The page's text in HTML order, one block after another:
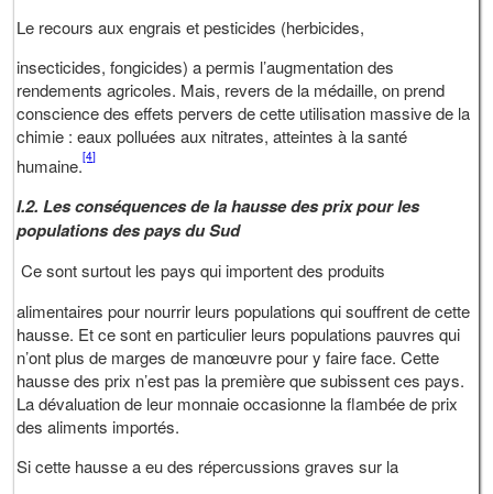
Le recours aux engrais et pesticides (herbicides,
insecticides, fongicides) a permis l’augmentation des
rendements agricoles. Mais, revers de la médaille, on prend
conscience des effets pervers de cette utilisation massive de la
chimie : eaux polluées aux nitrates, atteintes à la santé
humaine.[4]
I.2. Les conséquences de la hausse des prix pour les
populations des pays du Sud
Ce sont surtout les pays qui importent des produits
alimentaires pour nourrir leurs populations qui souffrent de cette
hausse. Et ce sont en particulier leurs populations pauvres qui
n’ont plus de marges de manœuvre pour y faire face. Cette
hausse des prix n’est pas la première que subissent ces pays.
La dévaluation de leur monnaie occasionne la flambée de prix
des aliments importés.
Si cette hausse a eu des répercussions graves sur la